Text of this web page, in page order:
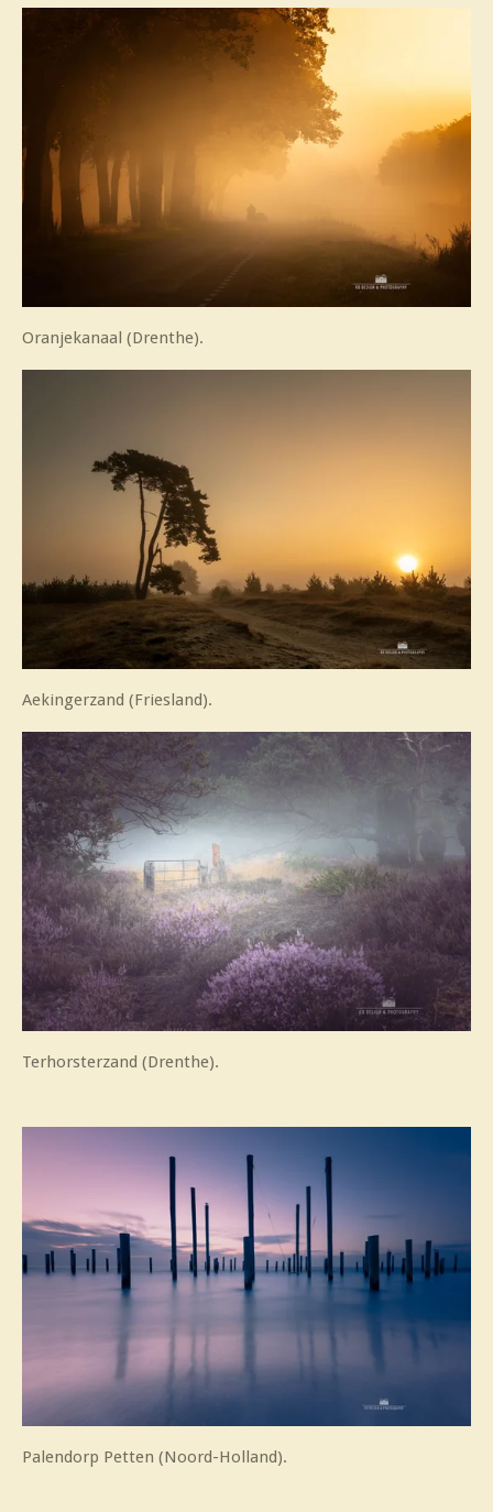
Oranjekanaal (Drenthe).
Aekingerzand (Friesland).
Terhorsterzand (Drenthe).
Palendorp Petten (Noord-Holland).